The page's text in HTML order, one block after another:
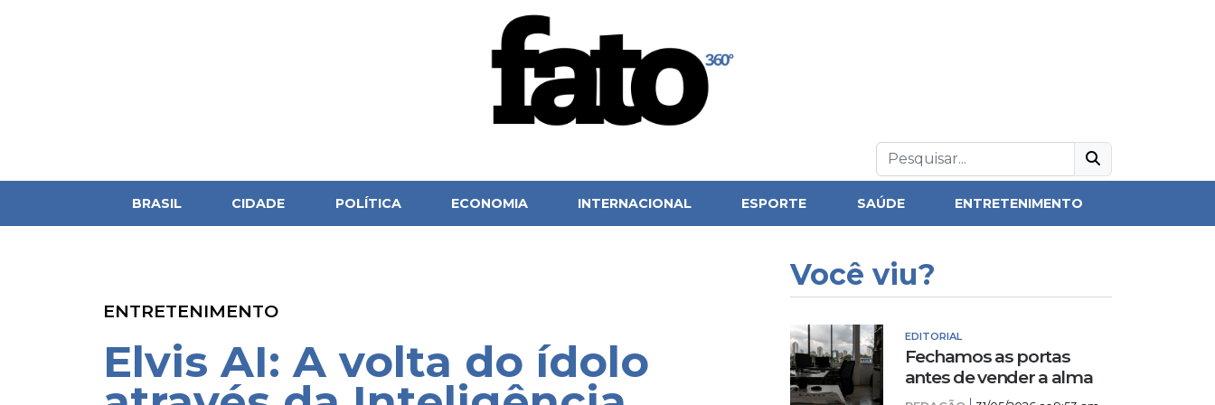
BRASIL CIDADE POLÍTICA ECONOMIA INTERNACIONAL ESPORTE SAÚDE ENTRETENIMENTO
ENTRETENIMENTO
Elvis AI: A volta do ídolo
Você viu?
EDITORIAL
Fechamos as portas
antes de vender a alma